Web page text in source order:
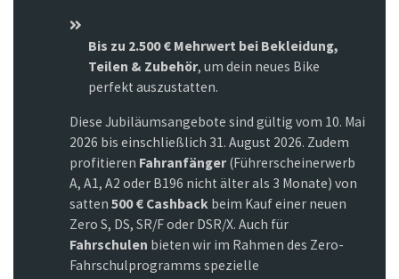
Bis zu 2.500 € Mehrwert bei Bekleidung,
Teilen & Zubehör, um dein neues Bike
perfekt auszustatten.
Diese Jubiläumsangebote sind gültig vom 10. Mai
2026 bis einschließlich 31. August 2026. Zudem
profitieren Fahranfänger(Führerscheinerwerb
A, A1, A2 oder B196 nicht älter als 3 Monate) von
satten 500 € Cashback beim Kauf einer neuen
Zero S, DS, SR/F oder DSR/X. Auch für
Fahrschulen bieten wir im Rahmen des Zero-
Fahrschulprogramms spezielle